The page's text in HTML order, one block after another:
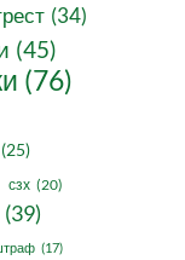
(34)
(45)
(76)
(25)
сзх (20)
(39)
(17)